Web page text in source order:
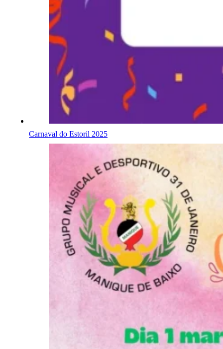
Carnaval do Estoril 2025